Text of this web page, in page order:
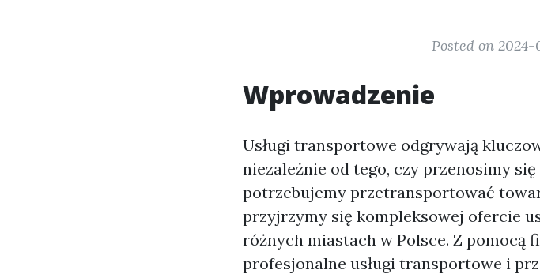
Posted on
Wprowadzenie
Usługi transportowe odgrywają
niezależnie od tego, czy przenosimy
potrzebujemy przetransportować
przyjrzymy się kompleksowej ofercie
różnych miastach w Polsce. Z pomocą
profesjonalne usługi transportowe i